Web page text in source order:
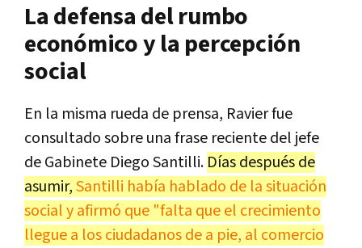
La defensa del rumbo
económico y la percepción
social
En la misma rueda de prensa, Ravier fue
consultado sobre una frase reciente del jefe
de Gabinete Diego Santilli. Días después de
asumir,Santilli había hablado de la situación
social y afirmó que "falta que el crecimiento
llegue a los ciudadanos de a pie, al comercio